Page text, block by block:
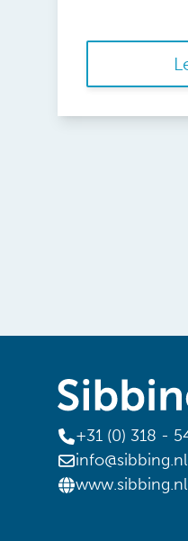
+31 (0) 318 -
info@sibbing.nl
www.sibbing.nl